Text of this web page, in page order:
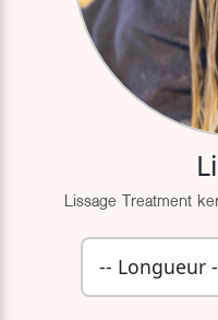
Lissage Treatment